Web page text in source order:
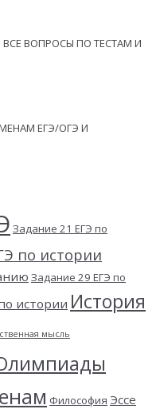
ВОПРОСЫ ПО ТЕСТАМ И
ЕГЭ/ОГЭ И
Задание 21 ЕГЭ по
по истории
Задание 29 ЕГЭ по
истории История
мысль
Философия Эссе